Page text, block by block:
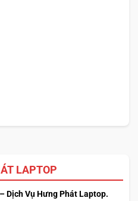
LAPTOP
Dịch Vụ Hưng Phát Laptop.